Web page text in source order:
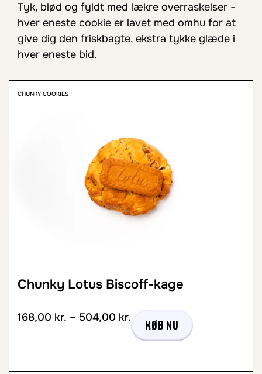
Tyk, blød og fyldt med lækre overraskelser -
hver eneste cookie er lavet med omhu for at
give dig den friskbagte, ekstra tykke glæde i
hver eneste bid.
CHUNKY COOKIES
Chunky Lotus Biscoff-kage
168,00 kr. – 504,00 kr.
Køb nu